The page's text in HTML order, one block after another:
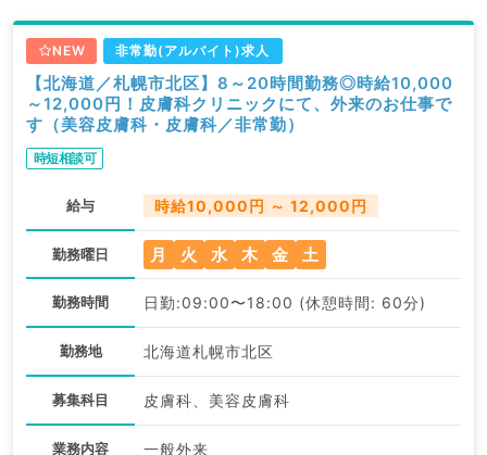
NEW 非常勤(アルバイト)求人
【北海道／札幌市北区】8～20時間勤務◎時給10,000
～12,000円！皮膚科クリニックにて、外来のお仕事で
す（美容皮膚科・皮膚科／非常勤）
時短相談可
給与 時給10,000円 ～ 12,000円
勤務曜日 月 火 水 木 金 土
勤務時間 日勤:09:00〜18:00 (休憩時間: 60分)
勤務地 北海道札幌市北区
募集科目 皮膚科、美容皮膚科
業務内容 一般外来